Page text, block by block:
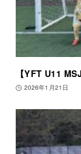
【YFT U11
2026年1月21日